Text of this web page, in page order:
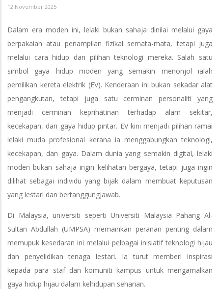
12 November 2025
Dalam era moden ini, lelaki bukan sahaja dinilai melalui gaya
berpakaian atau penampilan fizikal semata-mata, tetapi juga
melalui cara hidup dan pilihan teknologi mereka. Salah satu
simbol gaya hidup moden yang semakin menonjol ialah
pemilikan kereta elektrik (EV). Kenderaan ini bukan sekadar alat
pengangkutan, tetapi juga satu cerminan personaliti yang
menjadi cerminan keprihatinan terhadap alam sekitar,
kecekapan, dan gaya hidup pintar. EV kini menjadi pilihan ramai
lelaki muda profesional kerana ia menggabungkan teknologi,
kecekapan, dan gaya. Dalam dunia yang semakin digital, lelaki
moden bukan sahaja ingin kelihatan bergaya, tetapi juga ingin
dilihat sebagai individu yang bijak dalam membuat keputusan
yang lestari dan bertanggungjawab.
Di Malaysia, universiti seperti Universiti Malaysia Pahang Al-
Sultan Abdullah (UMPSA) memainkan peranan penting dalam
memupuk kesedaran ini melalui pelbagai inisiatif teknologi hijau
dan penyelidikan tenaga lestari. Ia turut memberi inspirasi
kepada para staf dan komuniti kampus untuk mengamalkan
gaya hidup hijau dalam kehidupan seharian.